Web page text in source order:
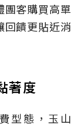
團客購買高單
回饋更貼近消
著度
型態，玉山